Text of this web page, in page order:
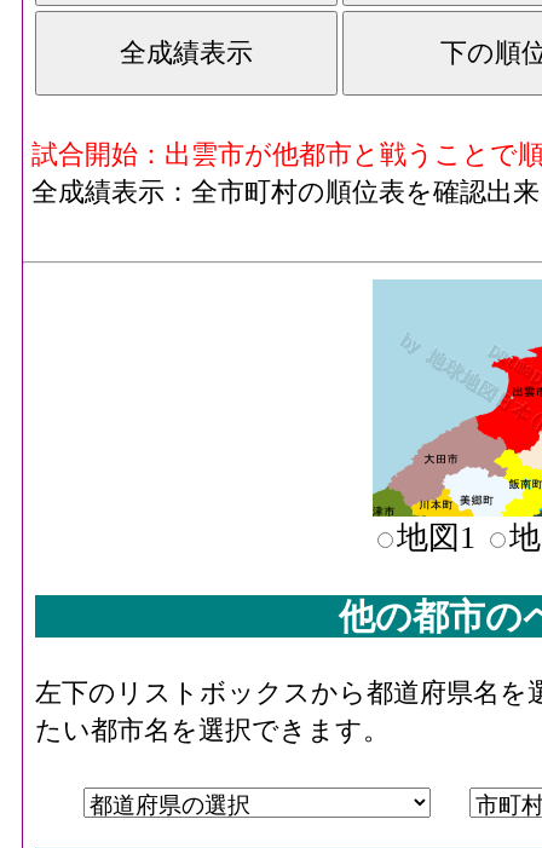
試合開始：出雲市が他都市と戦うことで
全成績表示：全市町村の順位表を確認出
地図1
他の都市の
左下のリストボックスから都道府県名
たい都市名を選択できます。